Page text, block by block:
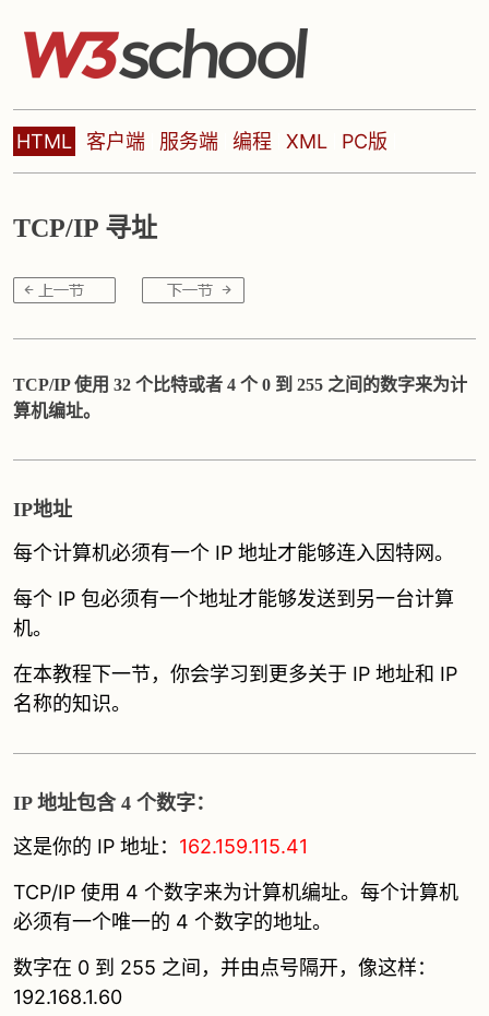
HTML 客户端 服务端 编程 XML PC版
TCP/IP 寻址
TCP/IP 使用 32 个比特或者 4 个 0 到 255 之间的数字来为计
算机编址。
IP地址
每个计算机必须有一个 IP 地址才能够连入因特网。
每个 IP 包必须有一个地址才能够发送到另一台计算
机。
在本教程下一节，你会学习到更多关于 IP 地址和 IP
名称的知识。
IP 地址包含 4 个数字：
这是你的 IP 地址： 162.159.115.41
TCP/IP 使用 4 个数字来为计算机编址。每个计算机
必须有一个唯一的 4 个数字的地址。
数字在 0 到 255 之间，并由点号隔开，像这样：
192.168.1.60